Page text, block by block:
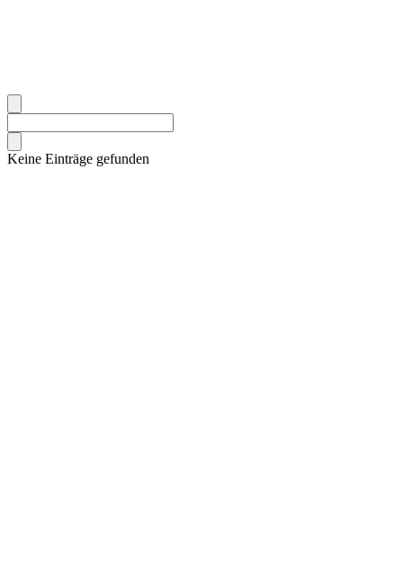
Keine Einträge gefunden